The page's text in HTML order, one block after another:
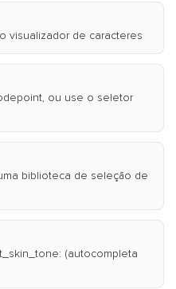
visualizador de caracteres
ou use o seletor
biblioteca de seleção de
(autocompleta